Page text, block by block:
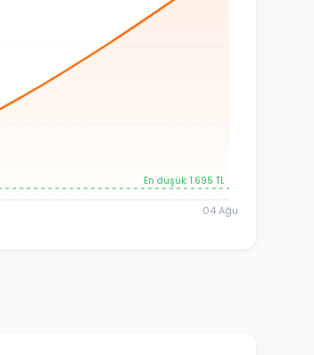
04 Ağu
En düşük: 1.695 TL